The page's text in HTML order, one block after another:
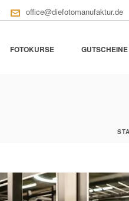
office@diefotomanufaktur.de
FOTOKURSE GUTSCHEINE